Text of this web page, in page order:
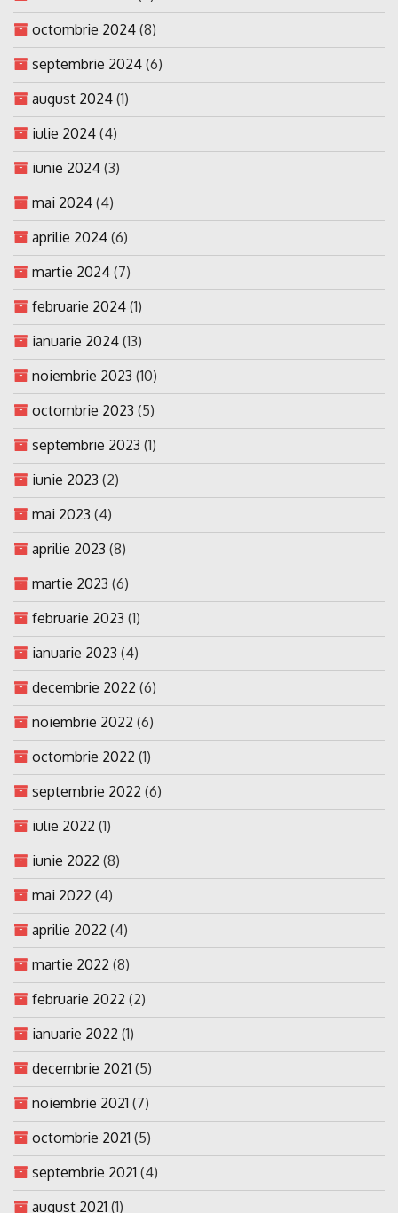
octombrie 2024 (8)
septembrie 2024 (6)
august 2024 (1)
iulie 2024 (4)
iunie 2024 (3)
mai 2024 (4)
aprilie 2024 (6)
martie 2024 (7)
februarie 2024 (1)
ianuarie 2024 (13)
noiembrie 2023 (10)
octombrie 2023 (5)
septembrie 2023 (1)
iunie 2023 (2)
mai 2023 (4)
aprilie 2023 (8)
martie 2023 (6)
februarie 2023 (1)
ianuarie 2023 (4)
decembrie 2022 (6)
noiembrie 2022 (6)
octombrie 2022 (1)
septembrie 2022 (6)
iulie 2022 (1)
iunie 2022 (8)
mai 2022 (4)
aprilie 2022 (4)
martie 2022 (8)
februarie 2022 (2)
ianuarie 2022 (1)
decembrie 2021 (5)
noiembrie 2021 (7)
octombrie 2021 (5)
septembrie 2021 (4)
august 2021 (1)